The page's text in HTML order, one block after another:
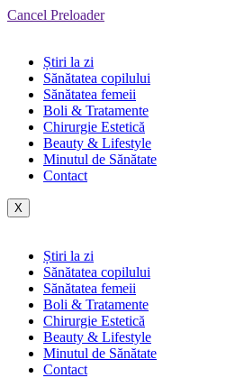
Cancel Preloader
Știri la zi
Sănătatea copilului
Sănătatea femeii
Boli & Tratamente
Chirurgie Estetică
Beauty & Lifestyle
Minutul de Sănătate
Contact
X
Știri la zi
Sănătatea copilului
Sănătatea femeii
Boli & Tratamente
Chirurgie Estetică
Beauty & Lifestyle
Minutul de Sănătate
Contact